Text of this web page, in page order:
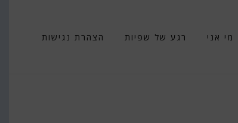
מי אני רגע של שפיות הצהרת נגישות